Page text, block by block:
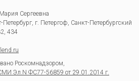
Сергеевна
Петербург, г. Петергоф, Санкт-Петербургский
434
Роскомнадзором,
Эл.N ФС77-56859 от 29.01.2014 г.